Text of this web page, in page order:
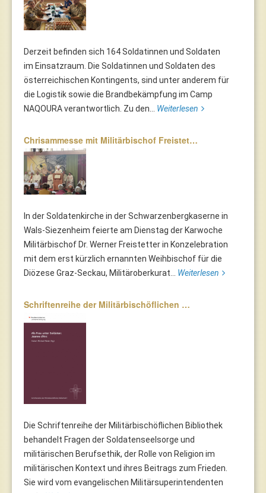
Derzeit befinden sich 164 Soldatinnen und Soldaten
im Einsatzraum. Die Soldatinnen und Soldaten des
österreichischen Kontingents, sind unter anderem für
die Logistik sowie die Brandbekämpfung im Camp
NAQOURA verantwortlich. Zu den... Weiterlesen
Chrisammesse mit Militärbischof Freistet…
In der Soldatenkirche in der Schwarzenbergkaserne in
Wals-Siezenheim feierte am Dienstag der Karwoche
Militärbischof Dr. Werner Freistetter in Konzelebration
mit dem erst kürzlich ernannten Weihbischof für die
Diözese Graz-Seckau, Militäroberkurat... Weiterlesen
Schriftenreihe der Militärbischöflichen …
Die Schriftenreihe der Militärbischöflichen Bibliothek
behandelt Fragen der Soldatenseelsorge und
militärischen Berufsethik, der Rolle von Religion im
militärischen Kontext und ihres Beitrags zum Frieden.
Sie wird vom evangelischen Militärsuperintendenten